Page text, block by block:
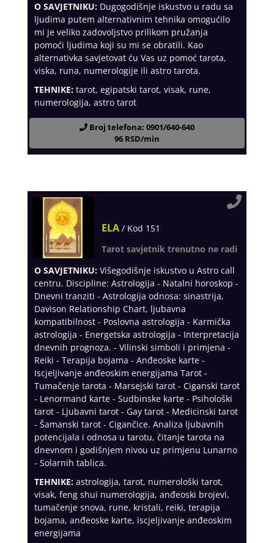
O SAVJETNIKU:Dugogodišnje iskustvo u radu sa
ljudima putem alternativnim tehnika omogućilo
mi je veliko zadovoljstvo prilikom pružanja
pomoći ljudima koji su mi se obratili. Kao
alternativka savjetovat ću Vas uz pomoć tarota,
viska, runa, numerologije ili astro tarota.
TEHNIKE:tarot, egipatski tarot, visak, rune,
numerologija, astro tarot
Broj telefona: 0901/640-640
96 RSD/min
ELA / Kod 151
Tarot savjetnik trenutno ne radi
O SAVJETNIKU:Višegodišnje iskustvo u Astro call
centru. Discipline: Astrologija - Natalni horoskop -
Dnevni tranziti - Astrologija odnosa: sinastrija,
Davison Relationship Chart, ljubavna
kompatibilnost - Poslovna astrologija - Karmička
astrologija - Energetska astrologija - Interpretacija
dnevnih prognoza. - Vilinski simboli i primjena -
Reiki - Terapija bojama - Anđeoske karte -
Iscjeljivanje anđeoskim energijama Tarot -
Tumačenje tarota - Marsejski tarot - Ciganski tarot
- Lenormand karte - Sudbinske karte - Psihološki
tarot - Ljubavni tarot - Gay tarot - Medicinski tarot
- Šamanski tarot - Cigančice. Analiza ljubavnih
potencijala i odnosa u tarotu, čitanje tarota na
dnevnom i godišnjem nivou uz primjenu Lunarno
- Solarnih tablica.
TEHNIKE:astrologija, tarot, numerološki tarot,
visak, feng shui numerologija, anđeoski brojevi,
tumačenje snova, rune, kristali, reiki, terapija
bojama, anđeoske karte, iscjeljivanje anđeoskim
energijama